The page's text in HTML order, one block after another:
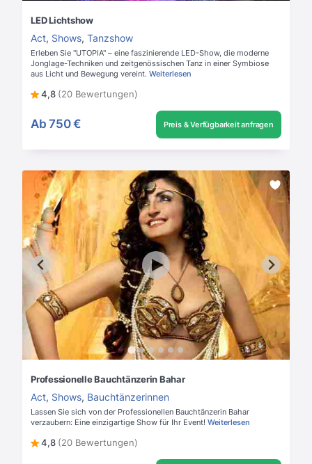
LED Lichtshow
Act, Shows, Tanzshow
Erleben Sie "UTOPIA" – eine faszinierende LED-Show, die moderne
Jonglage-Techniken und zeitgenössischen Tanz in einer Symbiose
aus Licht und Bewegung vereint. Weiterlesen
4,8 (20 Bewertungen)
Ab 750 € Preis & Verfügbarkeit anfragen
Professionelle Bauchtänzerin Bahar
Act, Shows, Bauchtänzerinnen
Lassen Sie sich von der Professionellen Bauchtänzerin Bahar
verzaubern: Eine einzigartige Show für Ihr Event! Weiterlesen
4,8 (20 Bewertungen)